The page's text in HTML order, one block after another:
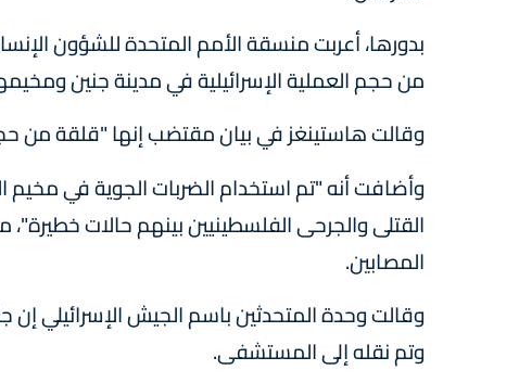
بدورها، أعربت منسقة الأمم المتحدة للشؤون
من حجم العملية الإسرائيلية في مدينة جنين
وقالت هاستينغز في بيان مقتضب إنها "قلقة من حجم
وأضافت أنه "تم استخدام الضربات الجوية في
القتلى والجرحى الفلسطينيين بينهم حالات
المصابين.
وقالت وحدة المتحدثين باسم الجيش الإسرائيلي إن
وتم نقله إلى المستشفى.